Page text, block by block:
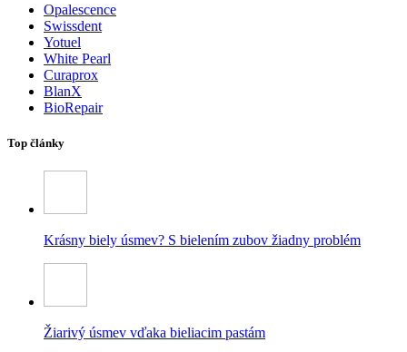
Opalescence
Swissdent
Yotuel
White Pearl
Curaprox
BlanX
BioRepair
Top články
Krásny biely úsmev? S bielením zubov žiadny problém
Žiarivý úsmev vďaka bieliacim pastám